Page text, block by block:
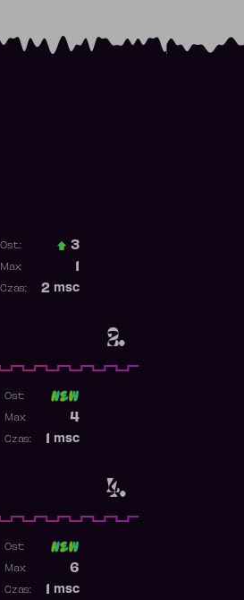
2.
Ost.: 3
Max:
2 msc
Czas:
4.
Ost:
4
Max:
msc
Czas:
Ost:
6
Max:
msc
Czas: